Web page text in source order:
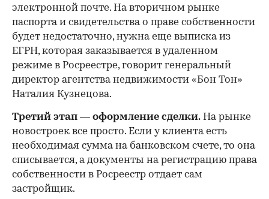
электронной почте. На вторичном рынке
паспорта и свидетельства о праве собственности
будет недостаточно, нужна еще выписка из
ЕГРН, которая заказывается в удаленном
режиме в Росреестре, говорит генеральный
директор агентства недвижимости «Бон Тон»
Наталия Кузнецова.
Третий этап — оформление сделки. На рынке
новостроек все просто. Если у клиента есть
необходимая сумма на банковском счете, то она
списывается, а документы на регистрацию права
собственности в Росреестр отдает сам
застройщик.